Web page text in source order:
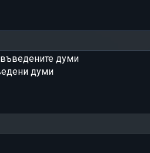
думи
думи